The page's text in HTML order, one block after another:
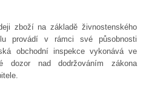
zboží na základě živnostenského
provádí v rámci své působnosti
obchodní inspekce vykonává ve
dozor nad dodržováním zákona